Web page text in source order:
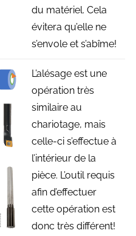
du matériel. Cela
évitera qu’elle ne
s’envole et s’abîme!
L’alésage est une
opération très
similaire au
chariotage, mais
celle-ci s’effectue à
l’intérieur de la
pièce. L’outil requis
afin d’effectuer
cette opération est
donc très différent!